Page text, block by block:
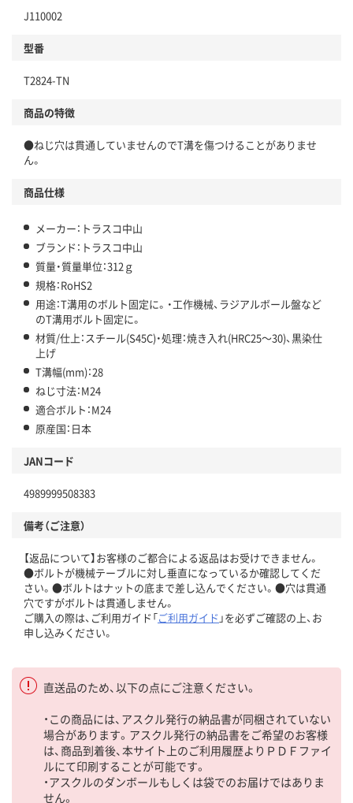
J110002
型番
T2824-TN
商品の特徴
●ねじ穴は貫通していませんのでT溝を傷つけることがありませ
ん。
商品仕様
メーカー：トラスコ中山
ブランド：トラスコ中山
質量・質量単位：312ｇ
規格：RoHS2
用途：T溝用のボルト固定に。・工作機械、ラジアルボール盤など
のT溝用ボルト固定に。
材質/仕上：スチール(S45C)・処理：焼き入れ(HRC25～30)、黒染仕
上げ
T溝幅(mm)：28
ねじ寸法：M24
適合ボルト：M24
原産国：日本
JANコード
4989999508383
備考（ご注意）
【返品について】お客様のご都合による返品はお受けできません。
●ボルトが機械テーブルに対し垂直になっているか確認してくだ
さい。●ボルトはナットの底まで差し込んでください。●穴は貫通
穴ですがボルトは貫通しません。
ご購入の際は、ご利用ガイド「ご利用ガイド 」を必ずご確認の上、お
申し込みください。
直送品のため、以下の点にご注意ください。
・この商品には、アスクル発行の納品書が同梱されていない
場合があります。アスクル発行の納品書をご希望のお客様
は、商品到着後、本サイト上のご利用履歴よりＰＤＦファイ
ルにて印刷することが可能です。
・アスクルのダンボールもしくは袋でのお届けではありま
せん。